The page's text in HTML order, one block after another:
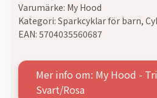
Varumärke: My Hood
Kategori: Sparkcyklar för barn,
EAN: 5704035560687
Mer info om: My Hood -
Svart/Rosa